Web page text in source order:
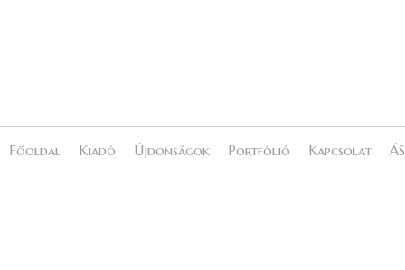
Főoldal Kiadó Újdonságok Portfólió Kapcsolat